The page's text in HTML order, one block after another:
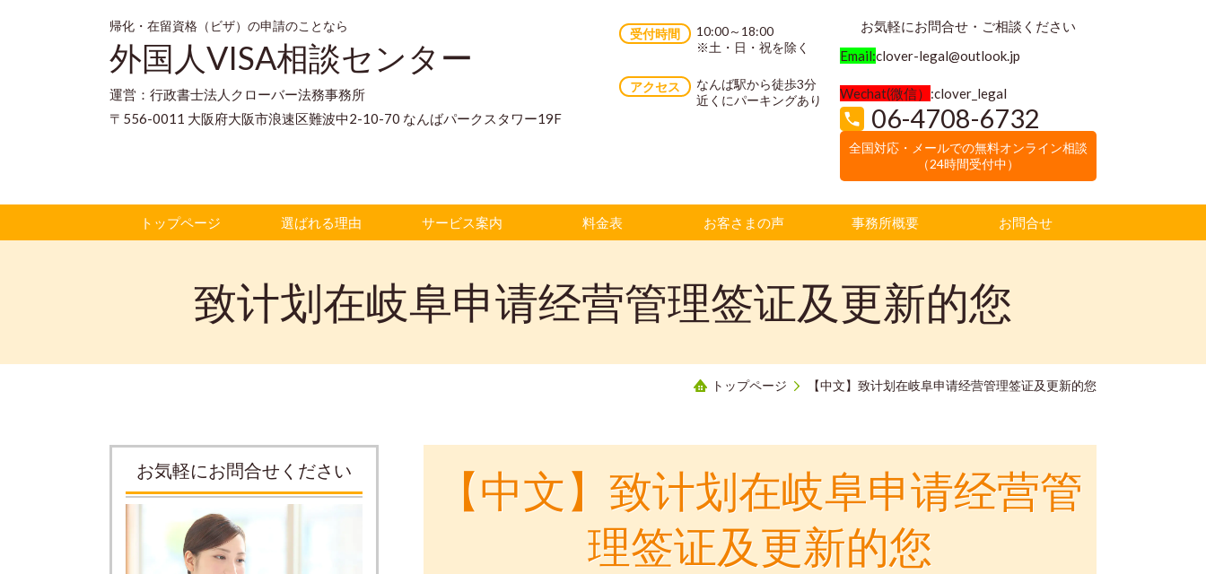
帰化・在留資格（ビザ）の申請のことなら
外国人VISA相談センター
運営：行政書士法人クローバー法務事務所
〒556-0011 大阪府大阪市浪速区難波中2-10-70 なんばパークスタワー19F
受付時間
10:00～18:00
※土・日・祝を除く
アクセス
なんば駅から徒歩3分
近くにパーキングあり
お気軽にお問合せ・ご相談ください
Email:clover-legal@outlook.jp
Wechat(微信） :clover_legal
06-4708-6732
全国対応・メールでの無料オンライン相談
（24時間受付中）
トップページ 選ばれる理由 サービス案内 料金表 お客さまの声 事務所概要 お問合せ
致计划在岐阜申请经营管理签证及更新的您
トップページ 【中文】致计划在岐阜申请经营管理签证及更新的您
【中文】致计划在岐阜申请经营管
理签证及更新的您
お気軽にお問合せください